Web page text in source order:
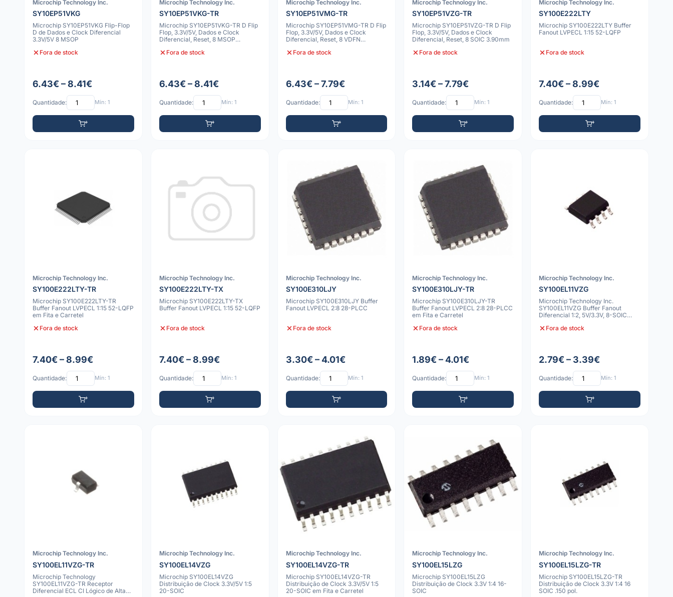
Microchip Technology Inc.
SY10EP51VKG
Microchip SY10EP51VKG Flip-Flop
D de Dados e Clock Diferencial
3.3V/5V 8 MSOP
Fora de stock
6.43€ – 8.41€
Quantidade: Mín: 1
Microchip Technology Inc.
SY10EP51VKG-TR
Microchip SY10EP51VKG-TR D Flip
Flop, 3.3V/5V, Dados e Clock
Diferencial, Reset, 8 MSOP
Fora de stock
6.43€ – 8.41€
Quantidade: Mín: 1
Microchip Technology Inc.
SY10EP51VMG-TR
Microchip SY10EP51VMG-TR D Flip
Flop, 3.3V/5V, Dados e Clock
Diferencial, Reset, 8 VDFN
Fora de stock
6.43€ – 7.79€
Quantidade: Mín: 1
Microchip Technology Inc.
SY10EP51VZG-TR
Microchip SY10EP51VZG-TR D Flip
Flop, 3.3V/5V, Dados e Clock
Diferencial, Reset, 8 SOIC 3.90mm
Fora de stock
3.14€ – 7.79€
Quantidade: Mín: 1
Microchip Technology Inc.
SY100E222LTY
Microchip SY100E222LTY Buffer
Fanout LVPECL 1:15 52-LQFP
Fora de stock
7.40€ – 8.99€
Quantidade: Mín: 1
Microchip Technology Inc.
SY100E222LTY-TR
Microchip SY100E222LTY-TR
Buffer Fanout LVPECL 1:15 52-LQFP
em Fita e Carretel
Fora de stock
7.40€ – 8.99€
Quantidade: Mín: 1
Microchip Technology Inc.
SY100E222LTY-TX
Microchip SY100E222LTY-TX
Buffer Fanout LVPECL 1:15 52-LQFP
Fora de stock
7.40€ – 8.99€
Quantidade: Mín: 1
Microchip Technology Inc.
SY100E310LJY
Microchip SY100E310LJY Buffer
Fanout LVPECL 2:8 28-PLCC
Fora de stock
3.30€ – 4.01€
Quantidade: Mín: 1
Microchip Technology Inc.
SY100E310LJY-TR
Microchip SY100E310LJY-TR
Buffer Fanout LVPECL 2:8 28-PLCC
em Fita e Carretel
Fora de stock
1.89€ – 4.01€
Quantidade: Mín: 1
Microchip Technology Inc.
SY100EL11VZG
Microchip Technology Inc.
SY100EL11VZG Buffer Fanout
Diferencial 1:2, 5V/3.3V, 8-SOIC
Fora de stock
2.79€ – 3.39€
Quantidade: Mín: 1
Microchip Technology Inc.
SY100EL11VZG-TR
Microchip Technology
SY100EL11VZG-TR Receptor
Diferencial ECL CI Lógico de Alta
Microchip Technology Inc.
SY100EL14VZG
Microchip SY100EL14VZG
Distribuição de Clock 3.3V/5V 1:5
20-SOIC
Microchip Technology Inc.
SY100EL14VZG-TR
Microchip SY100EL14VZG-TR
Distribuição de Clock 3.3V/5V 1:5
20-SOIC em Fita e Carretel
Microchip Technology Inc.
SY100EL15LZG
Microchip SY100EL15LZG
Distribuição de Clock 3.3V 1:4 16-
SOIC
Microchip Technology Inc.
SY100EL15LZG-TR
Microchip SY100EL15LZG-TR
Distribuição de Clock 3.3V 1:4 16
SOIC .150 pol.